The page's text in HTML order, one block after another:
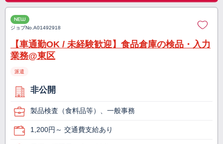
NEW
ジョブNo.A01492918
【車通勤OK / 未経験歓迎】食品倉庫の検品・入力
業務@東区
派遣
非公開
製品検査（食料品等）、一般事務
1,200円～ 交通費支給あり